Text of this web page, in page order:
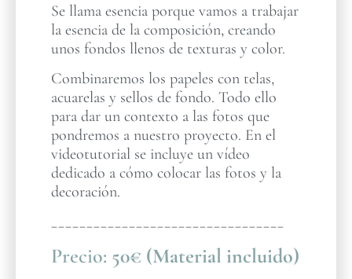
Se llama esencia porque vamos a trabajar
la esencia de la composición, creando
unos fondos llenos de texturas y color.
Combinaremos los papeles con telas,
acuarelas y sellos de fondo. Todo ello
para dar un contexto a las fotos que
pondremos a nuestro proyecto. En el
videotutorial se incluye un vídeo
dedicado a cómo colocar las fotos y la
decoración.
_________________________________
Precio: 50€ (Material incluido)